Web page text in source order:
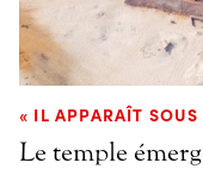
« IL APPARAÎT
Le temple